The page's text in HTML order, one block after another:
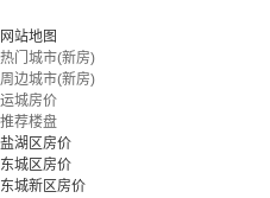
网站地图
热门城市(新房)
周边城市(新房)
运城房价
推荐楼盘
盐湖区房价
东城区房价
东城新区房价